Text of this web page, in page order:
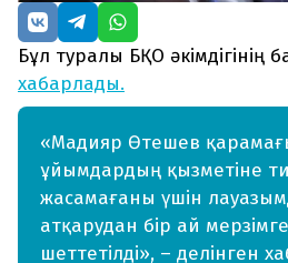
Бұл туралы БҚО әкімдігінің
хабарлады.
«Мадияр Өтешев
ұйымдардың қызметіне
жасамағаны үшін
атқарудан бір ай
шеттетілді», – делінген